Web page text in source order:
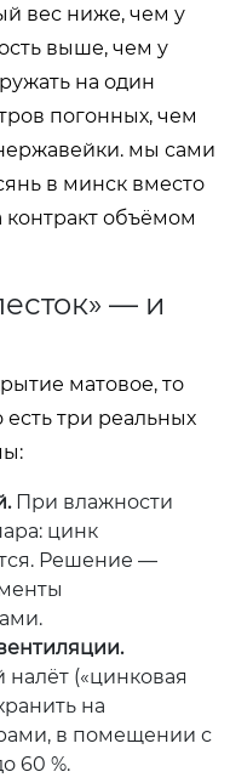
вес ниже, чем у
выше, чем у
на один
погонных, чем
мы сами
в минск вместо
контракт объёмом
— и
матовое, то
есть три реальных
При влажности
цинк
Решение —
(«цинковая
на
в помещении с
60 %.